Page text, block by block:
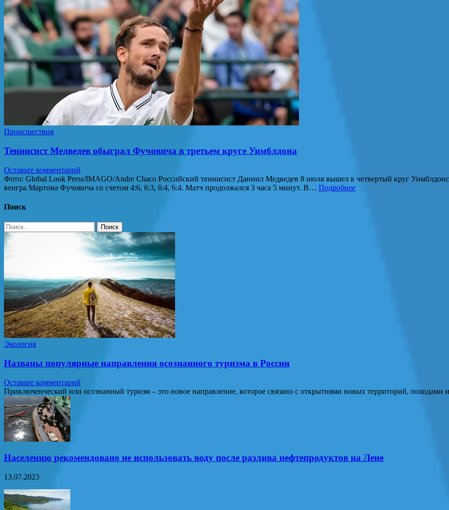
Происшествия
Теннисист Медведев обыграл Фучовича в третьем круге Уимблдона
Оставьте комментарий
Фото: Global Look Press/IMAGO/Andre Chaco Российский теннисист Даниил Медведев 8 июля вышел в четвертый круг
венгра Мартона Фучовича со счетом 4:6, 6:3, 6:4, 6:4. Матч продолжался 3 часа 5 минут. В… Подробнее
Поиск
Найти:
Экология
Названы популярные направления осознанного туризма в России
Оставьте комментарий
Приключенческий или осознанный туризм – это новое направление, которое связано с открытиями новых территорий,
Населению рекомендовано не использовать воду после разлива нефтепродуктов на Лене
13.07.2023